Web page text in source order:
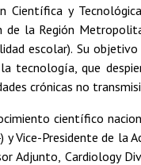
Científica y
de la Región
escolar). Su
tecnología, que
crónicas no
científico
y Vice-Presidente de la
Adjunto, Cardiology